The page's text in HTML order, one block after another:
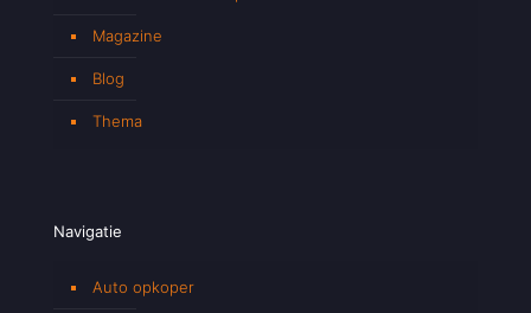
Magazine
Blog
Thema
Navigatie
Auto opkoper